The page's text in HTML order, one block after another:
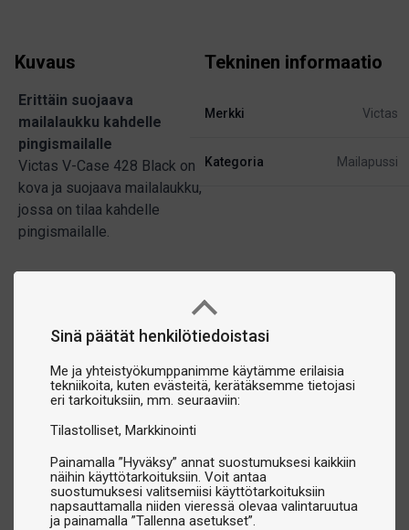
Sinä päätät henkilötiedoistasi
Me ja yhteistyökumppanimme käytämme erilaisia
tekniikoita, kuten evästeitä, kerätäksemme tietojasi
eri tarkoituksiin, mm. seuraaviin:
Tilastolliset Markkinointi
Painamalla ”Hyväksy” annat suostumuksesi kaikkiin
näihin käyttötarkoituksiin. Voit antaa
suostumuksesi valitsemiisi käyttötarkoituksiin
napsauttamalla niiden vieressä olevaa valintaruutua
ja painamalla ”Tallenna asetukset”.
Kuvaus
Erittäin suojaava
mailalaukku kahdelle
pingismailalle
Victas V-Case 428 Black on
kova ja suojaava mailalaukku,
jossa on tilaa kahdelle
pingismailalle.
Tekninen informaatio
Merkki Victas
Kategoria Mailapussi